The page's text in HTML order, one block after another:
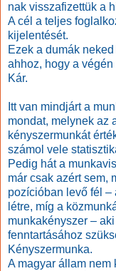
nak visszafizettük a
A cél a teljes
kijelentését.
Ezek a dumák
ahhoz, hogy a
Kár.
Itt van mindjárt a
mondat, melynek az
kényszermunkát
számol vele
Pedig hát a
már csak azért sem,
pozícióban levő fél –
létre, míg a
munkakényszer –
fenntartásához
Kényszermunka.
A magyar állam